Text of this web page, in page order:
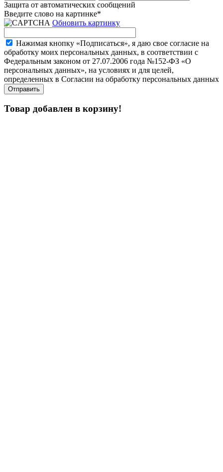
Защита от автоматических сообщений
Введите слово на картинке*
Обновить картинку
Нажимая кнопку «Подписаться», я даю свое согласие на
обработку моих персональных данных, в соответствии с
Федеральным законом от 27.07.2006 года №152-ФЗ «О
персональных данных», на условиях и для целей,
определенных в Согласии на обработку персональных данных
Товар добавлен в корзину!